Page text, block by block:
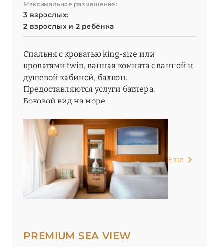
Максимальное размещение:
3 взрослых;
2 взрослых и 2 ребёнка
Спальня с кроватью king-size или
кроватями twin, ванная комната с ванной и
душевой кабиной, балкон.
Предоставляются услуги батлера.
Боковой вид на море.
Еще
PREMIUM SEA VIEW